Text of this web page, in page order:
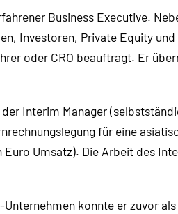
Business Executive.
Investoren, Private Equity
oder CRO beauftragt. Er
Interim Manager
für eine
Umsatz). Die Arbeit des
konnte er zuvor